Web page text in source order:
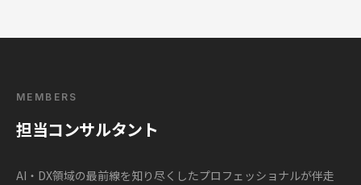
MEMBERS
担当コンサルタント
AI・DX領域の最前線を知り尽くしたプロフェッショナルが伴走